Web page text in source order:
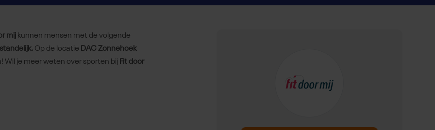
mij kunnen mensen met de volgende
Op de locatie DAC Zonnehoek
Wil je meer weten over sporten bij Fit door